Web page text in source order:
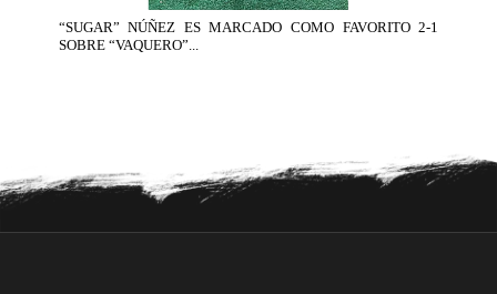
“SUGAR” NÚÑEZ ES MARCADO COMO FAVORITO 2-1
SOBRE “VAQUERO”...